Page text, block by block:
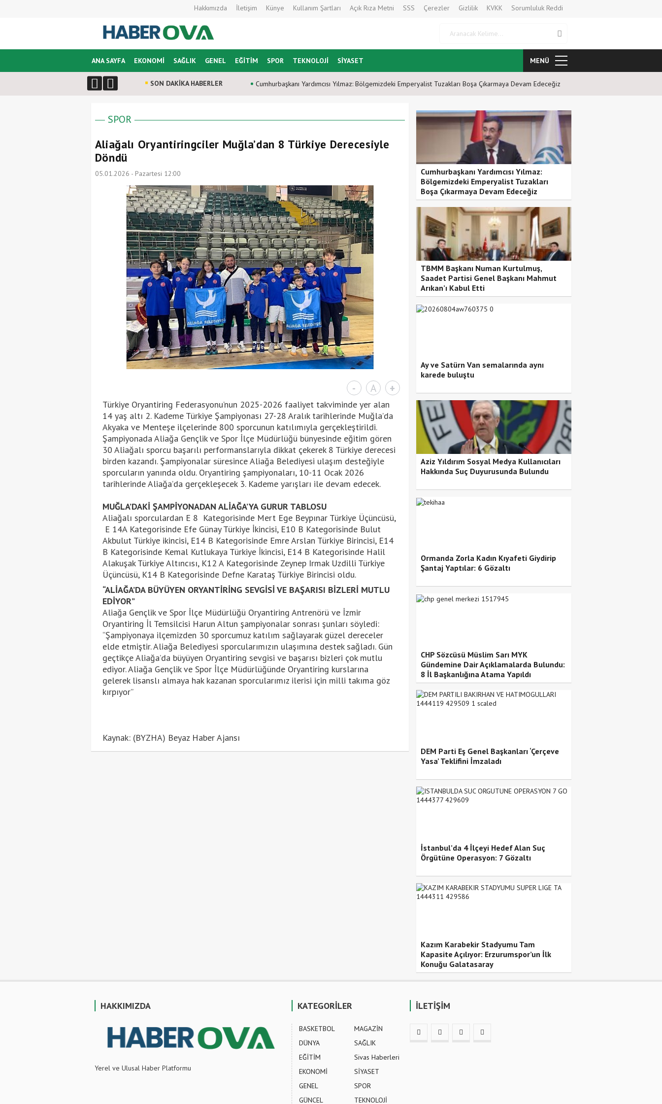
Hakkımızda İletişim Künye Kullanım Şartları Açık Rıza Metni SSS Çerezler Gizlilik KVKK Sorumluluk Reddi
ANA SAYFA EKONOMİ SAĞLIK GENEL EĞİTİM SPOR TEKNOLOJİ SİYASET MENÜ
SON DAKİKA HABERLER Cumhurbaşkanı Yardımcısı Yılmaz: Bölgemizdeki Emperyalist Tuzakları Boşa Çıkarmaya Devam Edeceğiz
SPOR
Aliağalı Oryantiringciler Muğla’dan 8 Türkiye Derecesiyle
Döndü
05.01.2026 - Pazartesi 12:00
- A +
Türkiye Oryantiring Federasyonu’nun 2025-2026 faaliyet takviminde yer alan
14 yaş altı 2. Kademe Türkiye Şampiyonası 27-28 Aralık tarihlerinde Muğla’da
Akyaka ve Menteşe ilçelerinde 800 sporcunun katılımıyla gerçekleştirildi.
Şampiyonada Aliağa Gençlik ve Spor İlçe Müdürlüğü bünyesinde eğitim gören
30 Aliağalı sporcu başarılı performanslarıyla dikkat çekerek 8 Türkiye derecesi
birden kazandı. Şampiyonalar süresince Aliağa Belediyesi ulaşım desteğiyle
sporcuların yanında oldu. Oryantiring şampiyonaları, 10-11 Ocak 2026
tarihlerinde Aliağa’da gerçekleşecek 3. Kademe yarışları ile devam edecek.
MUĞLA’DAKİ ŞAMPİYONADAN ALİAĞA’YA GURUR TABLOSU
Aliağalı sporculardan E 8 Kategorisinde Mert Ege Beypınar Türkiye Üçüncüsü,
E 14A Kategorisinde Efe Günay Türkiye İkincisi, E10 B Kategorisinde Bulut
Akbulut Türkiye ikincisi, E14 B Kategorisinde Emre Arslan Türkiye Birincisi, E14
B Kategorisinde Kemal Kutlukaya Türkiye İkincisi, E14 B Kategorisinde Halil
Alakuşak Türkiye Altıncısı, K12 A Kategorisinde Zeynep Irmak Uzdilli Türkiye
Üçüncüsü, K14 B Kategorisinde Defne Karataş Türkiye Birincisi oldu.
“ALİAĞA’DA BÜYÜYEN ORYANTİRİNG SEVGİSİ VE BAŞARISI BİZLERİ MUTLU
EDİYOR”
Aliağa Gençlik ve Spor İlçe Müdürlüğü Oryantiring Antrenörü ve İzmir
Oryantiring İl Temsilcisi Harun Altun şampiyonalar sonrası şunları söyledi:
“Şampiyonaya ilçemizden 30 sporcumuz katılım sağlayarak güzel dereceler
elde etmiştir. Aliağa Belediyesi sporcularımızın ulaşımına destek sağladı. Gün
geçtikçe Aliağa’da büyüyen Oryantiring sevgisi ve başarısı bizleri çok mutlu
ediyor. Aliağa Gençlik ve Spor İlçe Müdürlüğünde Oryantiring kurslarına
gelerek lisanslı almaya hak kazanan sporcularımız ilerisi için milli takıma göz
kırpıyor”
Kaynak: (BYZHA) Beyaz Haber Ajansı
Cumhurbaşkanı Yardımcısı Yılmaz:
Bölgemizdeki Emperyalist Tuzakları
Boşa Çıkarmaya Devam Edeceğiz
TBMM Başkanı Numan Kurtulmuş,
Saadet Partisi Genel Başkanı Mahmut
Arıkan’ı Kabul Etti
Ay ve Satürn Van semalarında aynı
karede buluştu
Aziz Yıldırım Sosyal Medya Kullanıcıları
Hakkında Suç Duyurusunda Bulundu
Ormanda Zorla Kadın Kıyafeti Giydirip
Şantaj Yaptılar: 6 Gözaltı
CHP Sözcüsü Müslim Sarı MYK
Gündemine Dair Açıklamalarda Bulundu:
8 İl Başkanlığına Atama Yapıldı
DEM Parti Eş Genel Başkanları ‘Çerçeve
Yasa’ Teklifini İmzaladı
İstanbul’da 4 İlçeyi Hedef Alan Suç
Örgütüne Operasyon: 7 Gözaltı
Kazım Karabekir Stadyumu Tam
Kapasite Açılıyor: Erzurumspor’un İlk
Konuğu Galatasaray
HAKKIMIZDA
Yerel ve Ulusal Haber Platformu
KATEGORİLER
BASKETBOL
DÜNYA
EĞİTİM
EKONOMİ
GENEL
GÜNCEL
MAGAZİN
SAĞLIK
Sivas Haberleri
SİYASET
SPOR
TEKNOLOJİ
İLETİŞİM